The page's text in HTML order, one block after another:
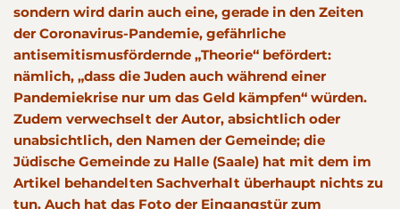
sondern wird darin auch eine, gerade in den Zeiten
der Coronavirus-Pandemie, gefährliche
antisemitismusfördernde „Theorie“ befördert:
nämlich, „dass die Juden auch während einer
Pandemiekrise nur um das Geld kämpfen“ würden.
Zudem verwechselt der Autor, absichtlich oder
unabsichtlich, den Namen der Gemeinde; die
Jüdische Gemeinde zu Halle (Saale) hat mit dem im
Artikel behandelten Sachverhalt überhaupt nichts zu
tun. Auch hat das Foto der Eingangstür zum